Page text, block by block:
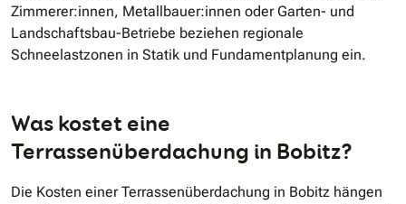
Zimmerer:innen, Metallbauer:innen oder Garten- und
Landschaftsbau-Betriebe beziehen regionale
Schneelastzonen in Statik und Fundamentplanung ein.
Was kostet eine
Terrassenüberdachung in Bobitz?
Die Kosten einer Terrassenüberdachung in Bobitz hängen